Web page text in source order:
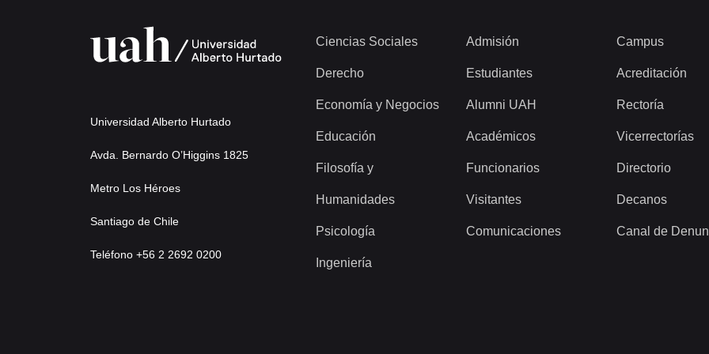
Universidad Alberto Hurtado
Avda. Bernardo O’Higgins 1825
Metro Los Héroes
Santiago de Chile
Teléfono +56 2 2692 0200
Ciencias Sociales
Derecho
Economía y Negocios
Educación
Filosofía y
Humanidades
Psicología
Ingeniería
Admisión
Estudiantes
Alumni UAH
Académicos
Funcionarios
Visitantes
Comunicaciones
Campus
Acreditación
Rectoría
Vicerrectorías
Directorio
Decanos
Canal de